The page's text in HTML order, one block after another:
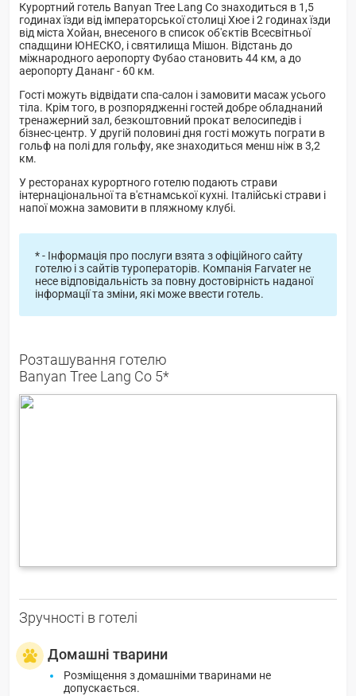
Курортний готель Banyan Tree Lang Co знаходиться в 1,5
годинах їзди від імператорської столиці Хюе і 2 годинах їзди
від міста Хойан, внесеного в список об'єктів Всесвітньої
спадщини ЮНЕСКО, і святилища Мішон. Відстань до
міжнародного аеропорту Фубао становить 44 км, а до
аеропорту Дананг - 60 км.
Гості можуть відвідати спа-салон і замовити масаж усього
тіла. Крім того, в розпорядженні гостей добре обладнаний
тренажерний зал, безкоштовний прокат велосипедів і
бізнес-центр. У другій половині дня гості можуть пограти в
гольф на полі для гольфу, яке знаходиться менш ніж в 3,2
км.
У ресторанах курортного готелю подають страви
інтернаціональної та в'єтнамської кухні. Італійські страви і
напої можна замовити в пляжному клубі.
* - Інформація про послуги взята з офіційного сайту
готелю і з сайтів туроператорів. Компанія Farvater не
несе відповідальність за повну достовірність наданої
інформації та зміни, які може ввести готель.
Розташування готелю
Banyan Tree Lang Co 5*
Зручності в готелі
Домашні тварини
Розміщення з домашніми тваринами не
допускається.